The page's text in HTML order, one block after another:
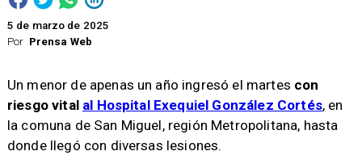
Por Prensa Web
5 de marzo de 2025
Un menor de apenas un año ingresó el martes con
riesgo vital al Hospital Exequiel González Cortés, en
la comuna de San Miguel, región Metropolitana, hasta
donde llegó con diversas lesiones.